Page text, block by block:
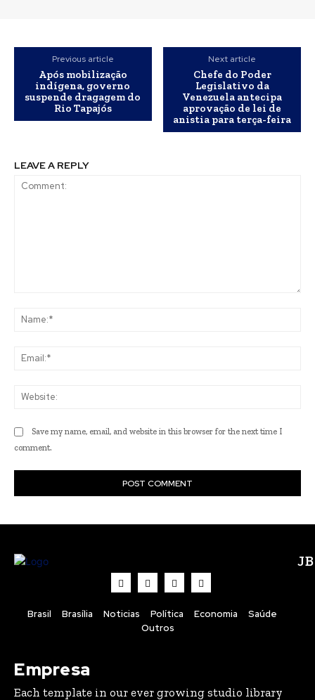
Previous article
Após mobilização
indígena, governo
suspende dragagem do
Rio Tapajós
Next article
Chefe do Poder
Legislativo da
Venezuela antecipa
aprovação de lei de
anistia para terça-feira
LEAVE A REPLY
Save my name, email, and website in this browser for the next time I
comment.
Brasil Brasília Noticias Política Economia
Saúde
Outros
Empresa
Each template in our ever growing studio library